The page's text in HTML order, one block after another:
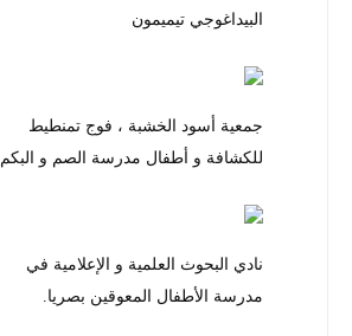
البيداغوجي تيميمون
جمعية أسود الخشبة ، فوج تمنطيط
للكشافة و أطفال مدرسة الصم و البكم
نادي البحوث العلمية و الإعلامية في
مدرسة الأطفال المعوقين بصريا.